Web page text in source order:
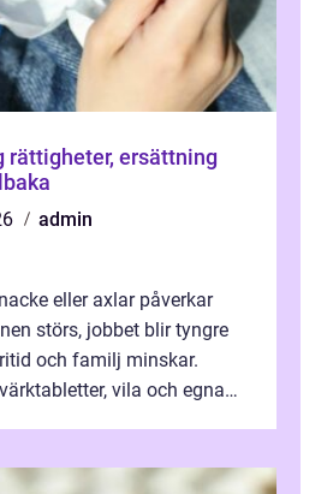
admin
eller axlar påverkar
störs, jobbet blir tyngre
och familj minskar.
vila och egna